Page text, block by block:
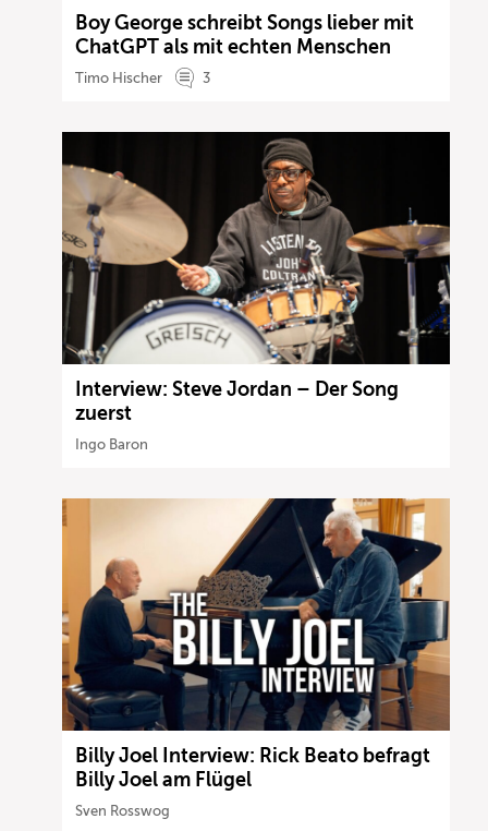
Boy George schreibt Songs lieber mit
ChatGPT als mit echten Menschen
Timo Hischer 3
Interview: Steve Jordan – Der Song
zuerst
Ingo Baron
Billy Joel Interview: Rick Beato befragt
Billy Joel am Flügel
Sven Rosswog